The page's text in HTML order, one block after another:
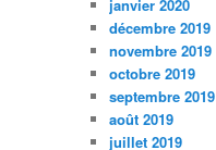
janvier 2020
décembre 2019
novembre 2019
octobre 2019
septembre 2019
août 2019
juillet 2019